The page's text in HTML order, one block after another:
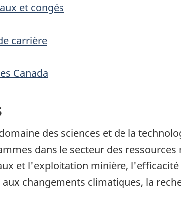
et congés
carrière
Canada
des sciences et de la
dans le secteur des
et l'exploitation minière,
changements climatiques, la